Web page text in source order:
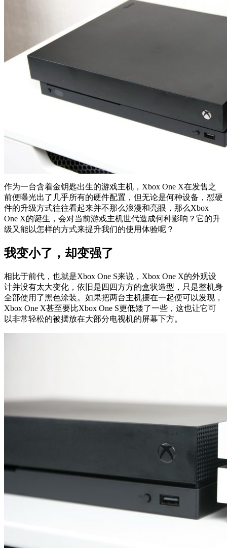
作为一台含着金钥匙出生的游戏主机，Xbox One X在发售之
前便曝光出了几乎所有的硬件配置，但无论是何种设备，怼硬
件的升级方式往往看起来并不那么浪漫和亮眼，那么Xbox
One X的诞生，会对当前游戏主机世代造成何种影响？它的升
级又能以怎样的方式来提升我们的使用体验呢？
我变小了，却变强了
相比于前代，也就是Xbox One S来说，Xbox One X的外观设
计并没有太大变化，依旧是四四方方的盒状造型，只是整机身
全部使用了黑色涂装。如果把两台主机摆在一起便可以发现，
Xbox One X甚至要比Xbox One S更低矮了一些，这也让它可
以非常轻松的被摆放在大部分电视机的屏幕下方。